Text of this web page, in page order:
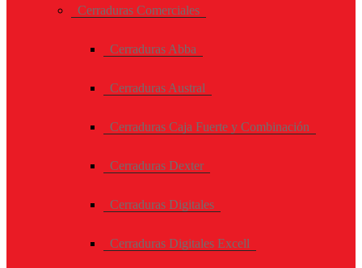
Cerraduras Comerciales
Cerraduras Abba
Cerraduras Austral
Cerraduras Caja Fuerte y Combinación
Cerraduras Dexter
Cerraduras Digitales
Cerraduras Digitales Excell